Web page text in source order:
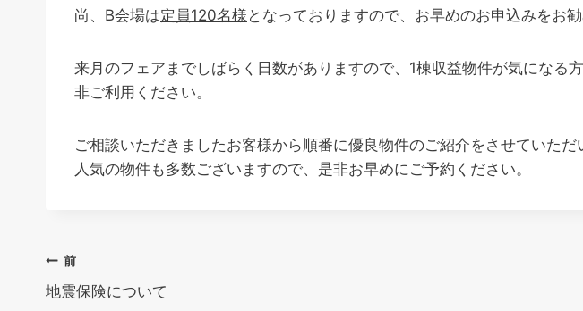
尚、B会場は定員120名様 となっておりますので、お早めのお申込みをお勧
来月のフェアまでしばらく日数がありますので、1棟収益物件が気にな
非ご利用ください。
ご相談いただきましたお客様から順番に優良物件のご紹介をさせていただ
人気の物件も多数ございますので、是非お早めにご予約ください。
投
稿
前
地震保険について